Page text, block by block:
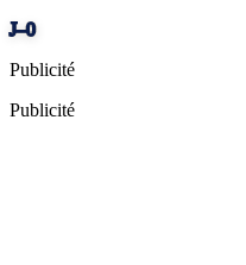
J–0
Publicité
Publicité